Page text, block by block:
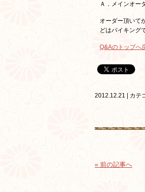
Ａ．メインオー
オーダー頂いて
どはバイキング
Q&Aのトップへ
2012.12.21 | カテ
« 前の記事へ